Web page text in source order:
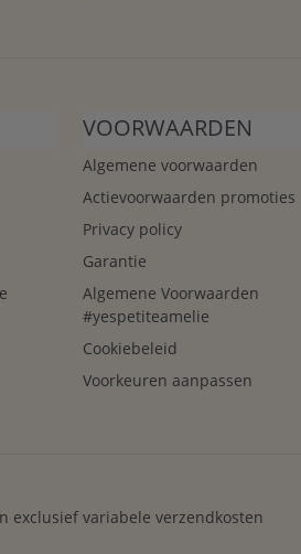
VOORWAARDEN
Algemene voorwaarden
Actievoorwaarden promoties
Privacy policy
Garantie
Algemene Voorwaarden
#yespetiteamelie
Cookiebeleid
Voorkeuren aanpassen
exclusief variabele verzendkosten